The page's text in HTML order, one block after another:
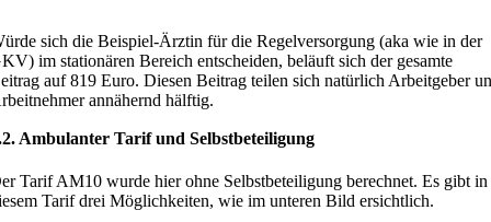
sich die Beispiel-Ärztin für die Regelversorgung (aka wie in der
im stationären Bereich entscheiden, beläuft sich der gesamte
auf 819 Euro. Diesen Beitrag teilen sich natürlich Arbeitgeber
annähernd hälftig.
Ambulanter Tarif und Selbstbeteiligung
Tarif AM10 wurde hier ohne Selbstbeteiligung berechnet. Es gibt in
Tarif drei Möglichkeiten, wie im unteren Bild ersichtlich.